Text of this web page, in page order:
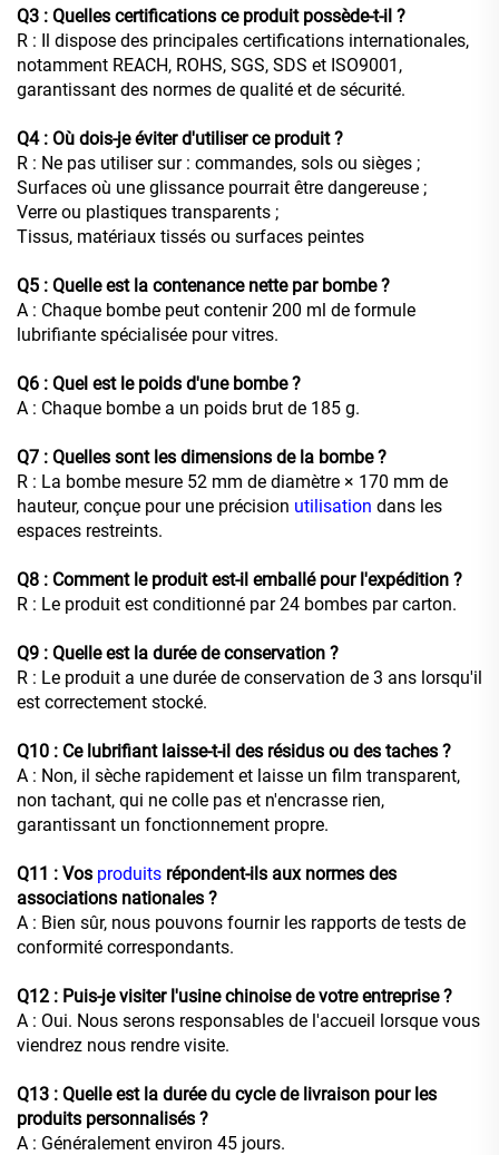
Q3 : Quelles certifications ce produit possède-t-il ?
R : Il dispose des principales certifications internationales,
notamment REACH, ROHS, SGS, SDS et ISO9001,
garantissant des normes de qualité et de sécurité.
Q4 : Où dois-je éviter d'utiliser ce produit ?
R : Ne pas utiliser sur : commandes, sols ou sièges ;
Surfaces où une glissance pourrait être dangereuse ;
Verre ou plastiques transparents ;
Tissus, matériaux tissés ou surfaces peintes
Q5 : Quelle est la contenance nette par bombe ?
A : Chaque bombe peut contenir 200 ml de formule
lubrifiante spécialisée pour vitres.
Q6 : Quel est le poids d'une bombe ?
A : Chaque bombe a un poids brut de 185 g.
Q7 : Quelles sont les dimensions de la bombe ?
R : La bombe mesure 52 mm de diamètre × 170 mm de
hauteur, conçue pour une précision utilisation dans les
espaces restreints.
Q8 : Comment le produit est-il emballé pour l'expédition ?
R : Le produit est conditionné par 24 bombes par carton.
Q9 : Quelle est la durée de conservation ?
R : Le produit a une durée de conservation de 3 ans lorsqu'il
est correctement stocké.
Q10 : Ce lubrifiant laisse-t-il des résidus ou des taches ?
A : Non, il sèche rapidement et laisse un film transparent,
non tachant, qui ne colle pas et n'encrasse rien,
garantissant un fonctionnement propre.
Q11 : Vos produits répondent-ils aux normes des
associations nationales ?
A : Bien sûr, nous pouvons fournir les rapports de tests de
conformité correspondants.
Q12 : Puis-je visiter l'usine chinoise de votre entreprise ?
A : Oui. Nous serons responsables de l'accueil lorsque vous
viendrez nous rendre visite.
Q13 : Quelle est la durée du cycle de livraison pour les
produits personnalisés ?
A : Généralement environ 45 jours.